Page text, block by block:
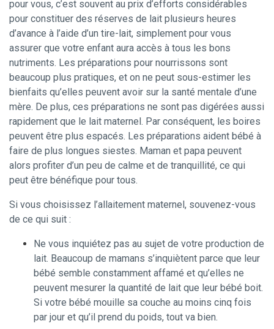
pour vous, c’est souvent au prix d’efforts considérables
pour constituer des réserves de lait plusieurs heures
d’avance à l’aide d’un tire-lait, simplement pour vous
assurer que votre enfant aura accès à tous les bons
nutriments. Les préparations pour nourrissons sont
beaucoup plus pratiques, et on ne peut sous-estimer les
bienfaits qu’elles peuvent avoir sur la santé mentale d’une
mère. De plus, ces préparations ne sont pas digérées aussi
rapidement que le lait maternel. Par conséquent, les boires
peuvent être plus espacés. Les préparations aident bébé à
faire de plus longues siestes. Maman et papa peuvent
alors profiter d’un peu de calme et de tranquillité, ce qui
peut être bénéfique pour tous.
Si vous choisissez l’allaitement maternel, souvenez-vous
de ce qui suit :
Ne vous inquiétez pas au sujet de votre production de
lait. Beaucoup de mamans s’inquiètent parce que leur
bébé semble constamment affamé et qu’elles ne
peuvent mesurer la quantité de lait que leur bébé boit.
Si votre bébé mouille sa couche au moins cinq fois
par jour et qu’il prend du poids, tout va bien.